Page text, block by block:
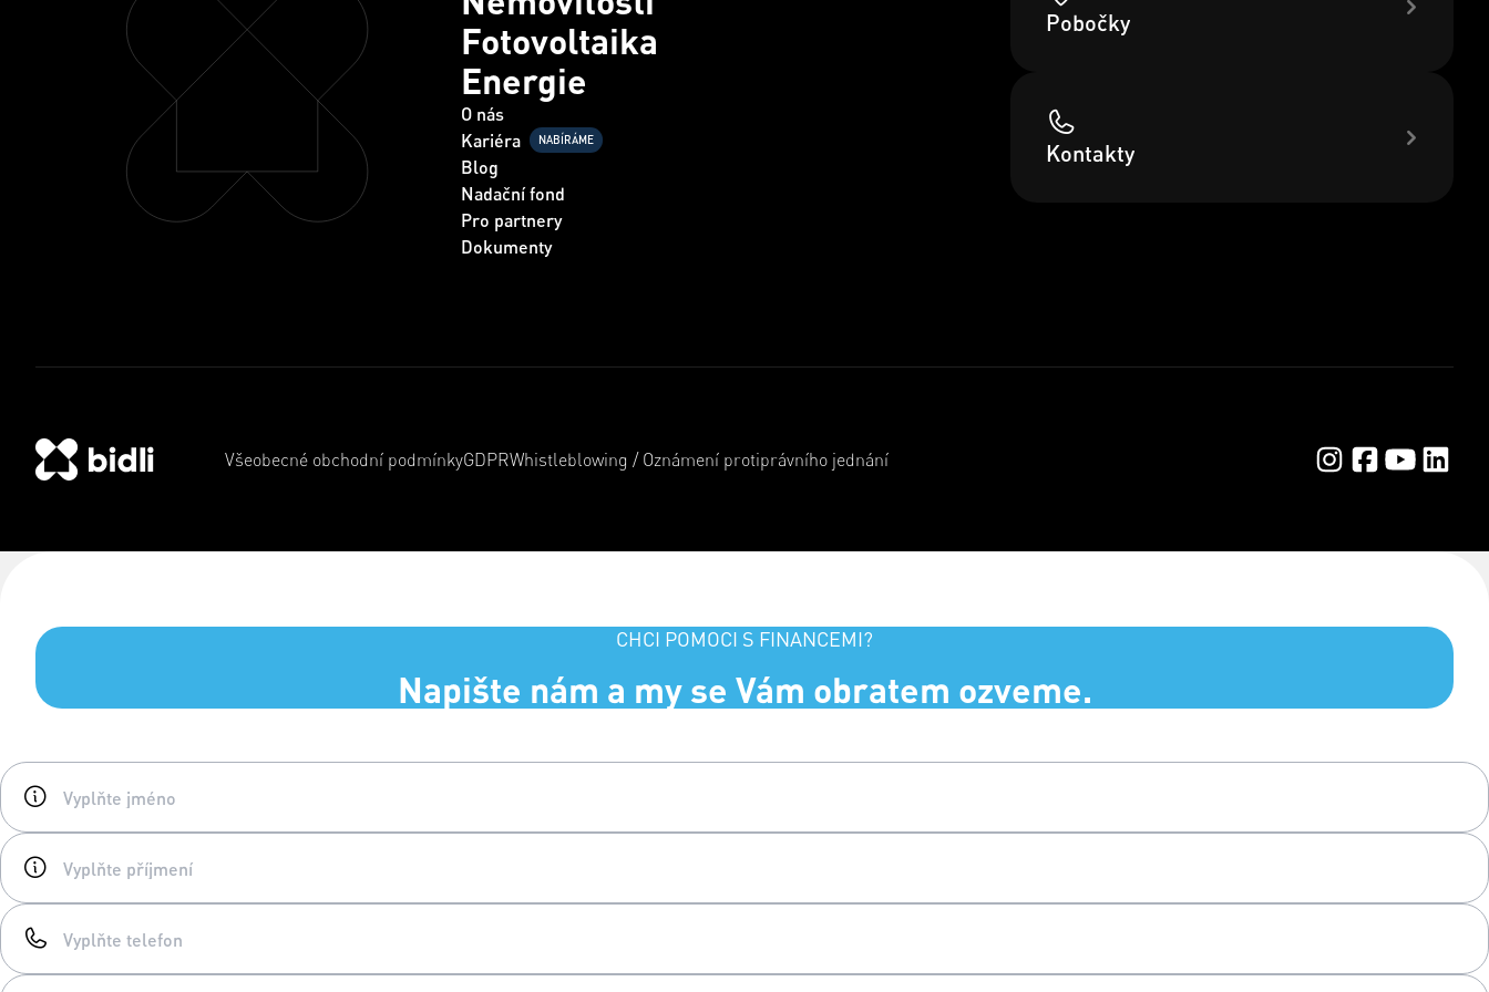
Fotovoltaika
Energie
O nás
Kariéra
NABÍRÁME
Blog
Nadační fond
Pro partnery
Dokumenty
Pobočky
Kontakty
Všeobecné obchodní podmínkyGDPRWhistleblowing / Oznámení protiprávního jednání
CHCI POMOCI S FINANCEMI?
Napište nám a my se Vám obratem ozveme.